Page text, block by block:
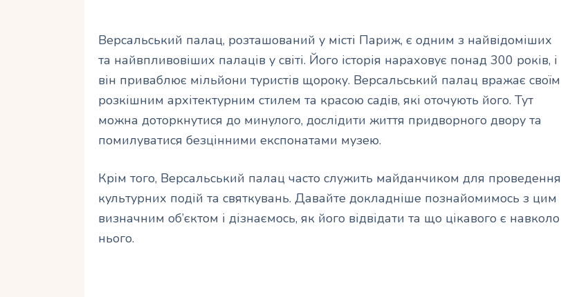
Версальський палац, розташований у місті Париж, є одним з найвідоміших
та найвпливовіших палаців у світі. Його історія нараховує понад 300 років, і
він приваблює мільйони туристів щороку. Версальський палац вражає своїм
розкішним архітектурним стилем та красою садів, які оточують його. Тут
можна доторкнутися до минулого, дослідити життя придворного двору та
помилуватися безцінними експонатами музею.
Крім того, Версальський палац часто служить майданчиком для проведення
культурних подій та святкувань. Давайте докладніше познайомимось з цим
визначним об’єктом і дізнаємось, як його відвідати та що цікавого є навколо
нього.